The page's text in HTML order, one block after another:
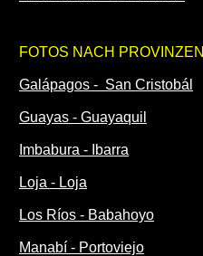
FOTOS NACH PROVINZEN
Galápagos - San Cristobál
Guayas - Guayaquil
Imbabura - Ibarra
Loja - Loja
Los Ríos - Babahoyo
Manabí - Portoviejo